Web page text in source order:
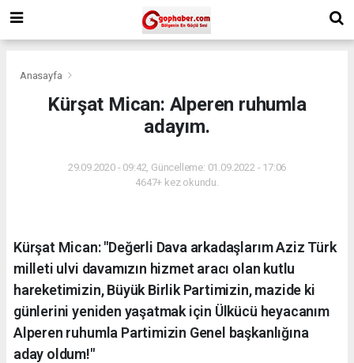
Anasayfa
Kürşat Mican: Alperen ruhumla
adayım.
29.09.2020 - 09:42, Güncelleme: 01.09.2022 - 17:06
4647+ kez okundu.
Kürşat Mican: "Değerli Dava arkadaşlarım Aziz Türk
milleti ulvi davamızın hizmet aracı olan kutlu
hareketimizin, Büyük Birlik Partimizin, mazide ki
günlerini yeniden yaşatmak için Ülkücü heyacanım
Alperen ruhumla Partimizin Genel başkanlığına
aday oldum!"